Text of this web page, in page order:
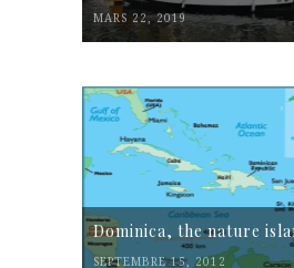
MARS 22, 2019
Dominica, the nature
SEPTEMBRE 15, 2012